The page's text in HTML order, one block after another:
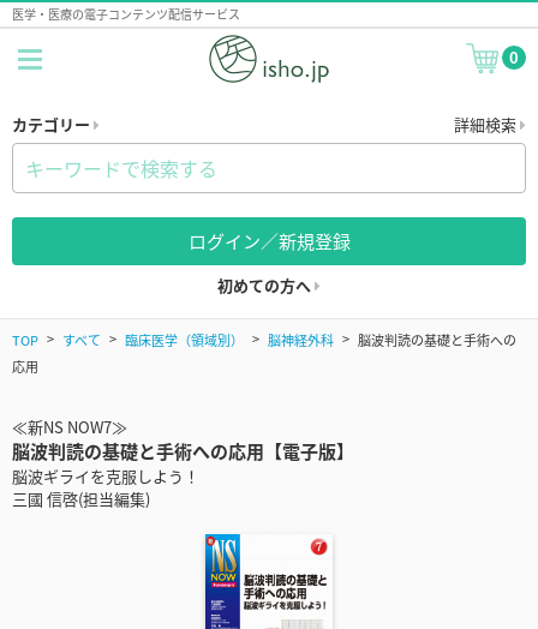
医学・医療の電子コンテンツ配信サービス
0
カテゴリー 詳細検索
ログイン／新規登録
初めての方へ
TOP すべて 臨床医学（領域別） 脳神経外科
脳波判読の基礎と手術への
応用
≪新NS NOW7≫
脳波判読の基礎と手術への応用【電子版】
脳波ギライを克服しよう！
三國 信啓(担当編集)